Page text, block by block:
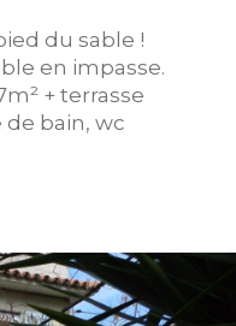
du sable !
en impasse.
+ terrasse
de bain, wc